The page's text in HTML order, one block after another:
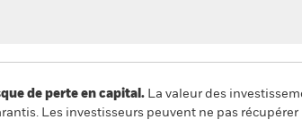
de perte en capital. La valeur des
Les investisseurs peuvent ne pas